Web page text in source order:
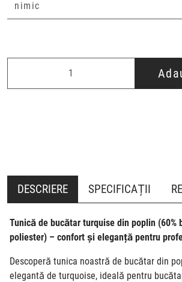
DESCRIERE SPECIFICAȚII
Tunică de bucătar turquise din poplin (60%
poliester) – confort și eleganță pentru
Descoperă tunica noastră de bucătar din
elegantă de turquoise, ideală pentru